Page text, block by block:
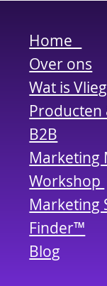
Home
Over ons
Wat is
Producten
B2B
Marketing
Workshop
Marketing
Finder™
Blog